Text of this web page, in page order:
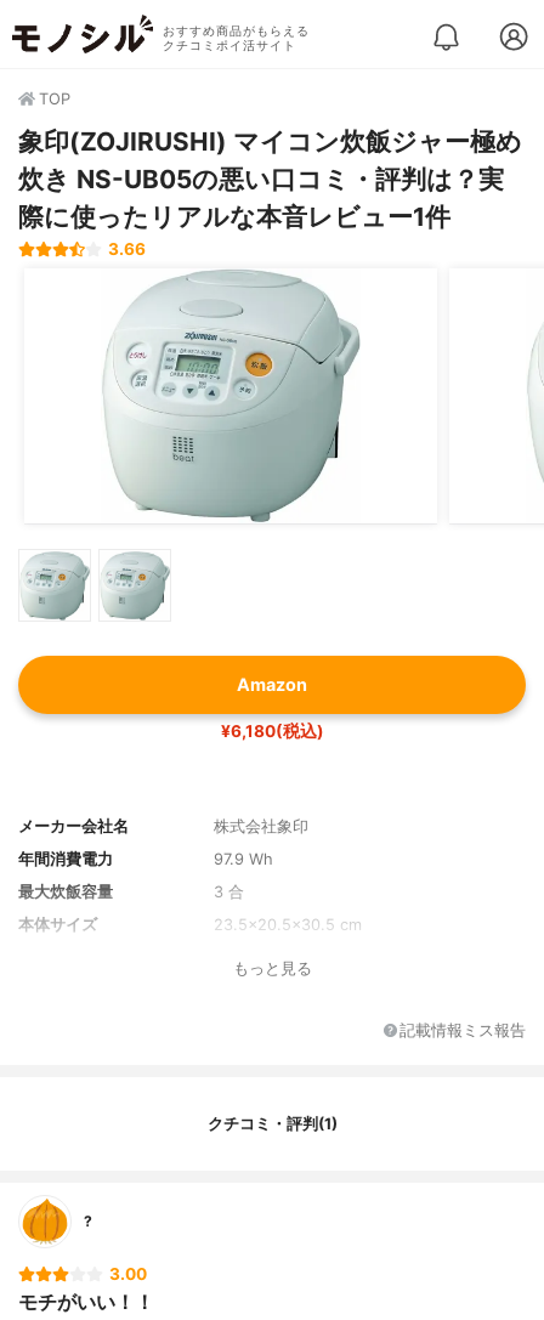
おすすめ商品がもらえる
クチコミポイ活サイト
TOP
象印(ZOJIRUSHI) マイコン炊飯ジャー極め
炊き NS-UB05の悪い口コミ・評判は？実
際に使ったリアルな本音レビュー1件
3.66
Amazon
¥6,180(税込)
メーカー会社名
株式会社象印
年間消費電力
97.9 Wh
最大炊飯容量
3 合
本体サイズ
23.5x20.5x30.5 cm
もっと見る
記載情報ミス報告
クチコミ・評判(1)
?
3.00
モチがいい！！